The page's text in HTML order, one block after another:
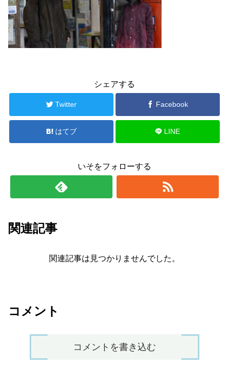
シェアする
Twitter Facebook
はてブ LINE
いそをフォローする
関連記事
関連記事は見つかりませんでした。
コメント
コメントを書き込む